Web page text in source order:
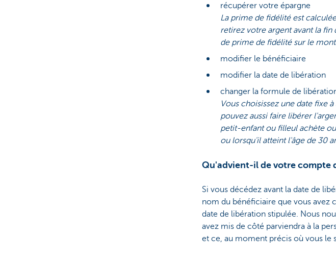
récupérer votre épargne
La prime de fidélité est
retirez votre argent avant la
de prime de fidélité sur le
modifier le bénéficiaire
modifier la date de libération
changer la formule de
Vous choisissez une date fixe
pouvez aussi faire libérer
petit-enfant ou filleul achète
ou lorsqu'il atteint l'âge de 30
Qu'advient-il de votre compte
Si vous décédez avant la date de
nom du bénéficiaire que vous avez
date de libération stipulée. Nous
avez mis de côté parviendra à la
et ce, au moment précis où vous le